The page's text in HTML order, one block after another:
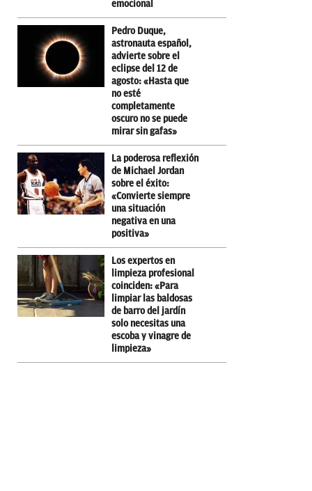
emocional
Pedro Duque,
astronauta español,
advierte sobre el
eclipse del 12 de
agosto: «Hasta que
no esté
completamente
oscuro no se puede
mirar sin gafas»
La poderosa reflexión
de Michael Jordan
sobre el éxito:
«Convierte siempre
una situación
negativa en una
positiva»
Los expertos en
limpieza profesional
coinciden: «Para
limpiar las baldosas
de barro del jardín
solo necesitas una
escoba y vinagre de
limpieza»